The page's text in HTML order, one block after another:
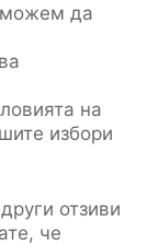
можем да
на
избори
отзиви
че